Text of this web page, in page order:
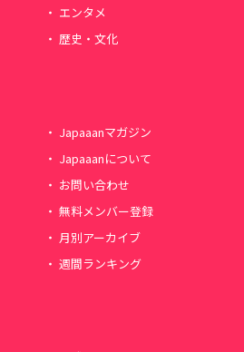
エンタメ
歴史・文化
Japaaanマガジン
Japaaanについて
お問い合わせ
無料メンバー登録
月別アーカイブ
週間ランキング